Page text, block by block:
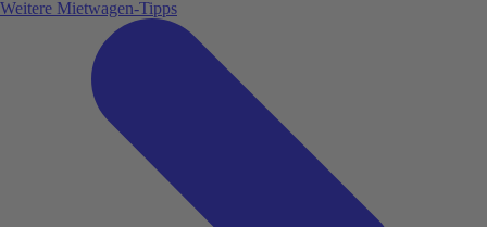
Weitere Mietwagen-Tipps